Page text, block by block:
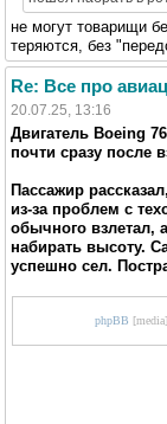
не могут товарищи
теряются, без
Re: Все про
20.07.25, 13:16
Двигатель Boeing
почти сразу после
Пассажир
из-за проблем с
обычного взлетал,
набирать высоту.
успешно сел.
phpBB [media]